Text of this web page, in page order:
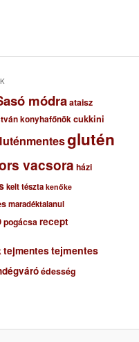
módraataisz
konyhafőnökcukkini
glutén
vacsora házi
kelt tészta kenőke
maradéktalanul
pogácsarecept
tejmentestejmentes
édesség